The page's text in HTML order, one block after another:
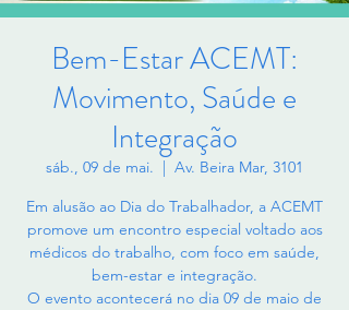
Bem-Estar ACEMT:
Movimento, Saúde e
Integração
sáb., 09 de mai.
  |
Av. Beira Mar, 3101
Em alusão ao Dia do Trabalhador, a ACEMT
promove um encontro especial voltado aos
médicos do trabalho, com foco em saúde,
bem-estar e integração.
O evento acontecerá no dia 09 de maio de